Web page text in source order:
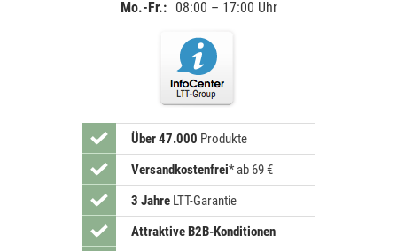
Mo.-Fr.: 08:00 – 17:00 Uhr
Über 47.000 Produkte
Versandkostenfrei* ab 69 €
3 JahreLTT-Garantie
Attraktive B2B-Konditionen